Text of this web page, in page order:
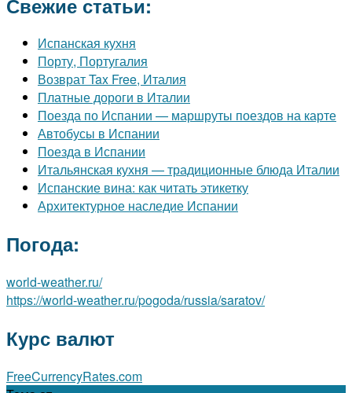
Испанская кухня
Порту, Португалия
Возврат Tax Free, Италия
Платные дороги в Италии
Поезда по Испании — маршруты поездов на карте
Автобусы в Испании
Поезда в Испании
Итальянская кухня — традиционные блюда Италии
Испанские вина: как читать этикетку
Архитектурное наследие Испании
Погода:
world-weather.ru/
https://world-weather.ru/pogoda/russia/saratov/
Курс валют
FreeCurrencyRates.com